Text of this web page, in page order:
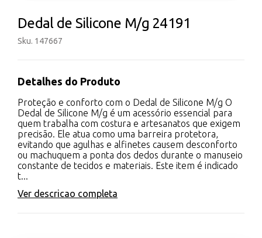
Dedal de Silicone M/g 24191
Sku. 147667
Detalhes do Produto
Proteção e conforto com o Dedal de Silicone M/g O
Dedal de Silicone M/g é um acessório essencial para
quem trabalha com costura e artesanatos que exigem
precisão. Ele atua como uma barreira protetora,
evitando que agulhas e alfinetes causem desconforto
ou machuquem a ponta dos dedos durante o manuseio
constante de tecidos e materiais. Este item é indicado
t...
Ver descricao completa